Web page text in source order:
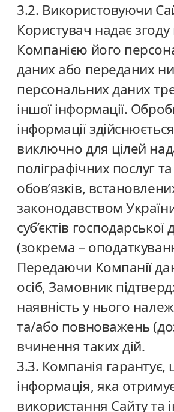
3.2. Використовуючи
Користувач надає
Компанією його
даних або переданих
персональних даних
іншої інформації.
інформації
виключно для цілей
поліграфічних послуг
обов’язків,
законодавством
суб’єктів господарської
(зокрема –
Передаючи Компанії
осіб, Замовник
наявність у нього
та/або повноважень
вчинення таких дій.
3.3. Компанія гарантує,
інформація, яка
використання Сайту та